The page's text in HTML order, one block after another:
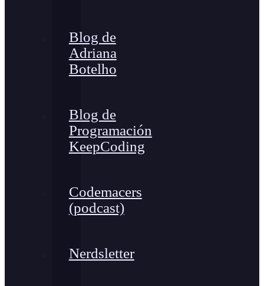
Blog de
Adriana
Botelho
Blog de
Programación
KeepCoding
Codemacers
(podcast)
Nerdsletter